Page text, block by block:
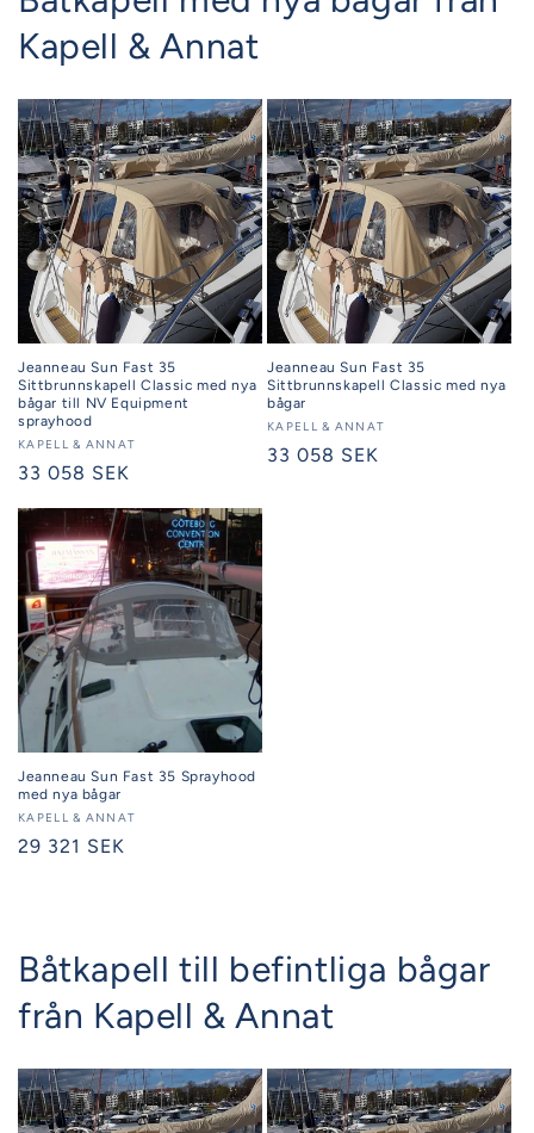
Kapell & Annat
Jeanneau Sun Fast 35
Sittbrunnskapell Classic med nya
bågar till NV Equipment
sprayhood
Säljare:
KAPELL & ANNAT
Ordinarie
33 058 SEK
Jeanneau Sun Fast 35
Sittbrunnskapell Classic med nya
bågar
Säljare:
KAPELL & ANNAT
Ordinarie
33 058 SEK
Jeanneau Sun Fast 35 Sprayhood
med nya bågar
Säljare:
KAPELL & ANNAT
Ordinarie
29 321 SEK
Båtkapell till befintliga bågar
från Kapell & Annat